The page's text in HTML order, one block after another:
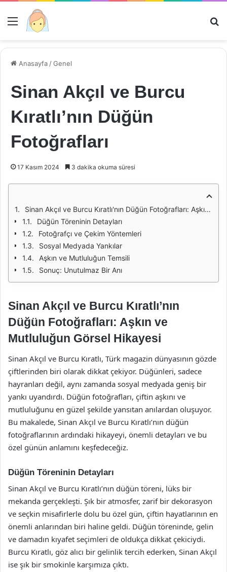
Menü
Anasayfa /Genel
Sinan Akçıl ve Burcu
Kıratlı’nın Düğün
Fotoğrafları
17 Kasım 2024 3 dakika okuma süresi
Sinan Akçıl ve Burcu Kıratlı'nın Düğün Fotoğrafları: Aşkın ve Mutluluğun Görsel Hikayesi
Düğün Töreninin Detayları
Fotoğrafçı ve Çekim Yöntemleri
Sosyal Medyada Yankılar
Aşkın ve Mutluluğun Temsili
Sonuç: Unutulmaz Bir Anı
Sinan Akçıl ve Burcu Kıratlı’nın
Düğün Fotoğrafları: Aşkın ve
Mutluluğun Görsel Hikayesi
Sinan Akçıl ve Burcu Kıratlı, Türk magazin dünyasının gözde
çiftlerinden biri olarak dikkat çekiyor. Düğünleri, sadece
hayranları değil, aynı zamanda sosyal medyada geniş bir
yankı uyandırdı. Düğün fotoğrafları, çiftin aşkını ve
mutluluğunu en güzel şekilde yansıtan anılardan oluşuyor.
Bu makalede, Sinan Akçıl ve Burcu Kıratlı’nın düğün
fotoğraflarının ardındaki hikayeyi, önemli detayları ve bu
özel günün anlamını keşfedeceğiz.
Düğün Töreninin Detayları
Sinan Akçıl ve Burcu Kıratlı’nın düğün töreni, lüks bir
mekanda gerçekleşti. Şık bir atmosfer, zarif bir dekorasyon
ve seçkin misafirlerle dolu bu özel gün, çiftin hayatlarının en
önemli anlarından biri haline geldi. Düğün töreninde, gelin
ve damadın kıyafet seçimleri de oldukça dikkat çekiciydi.
Burcu Kıratlı, göz alıcı bir gelinlik tercih ederken, Sinan Akçıl
ise şık bir smokinle karşımıza çıktı.